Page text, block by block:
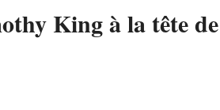
King à la tête